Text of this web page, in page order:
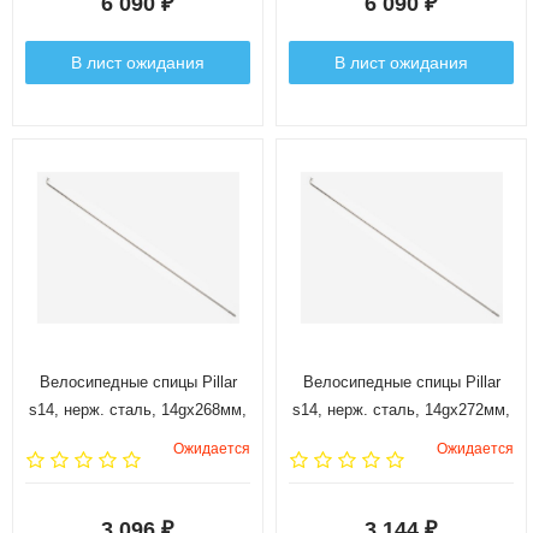
В лист ожидания В лист ожидания
Велосипедные спицы Pillar
s14, нерж. сталь, 14gx268мм,
Ожидается
₽
Велосипедные спицы Pillar
s14, нерж. сталь, 14gx272мм,
Ожидается
₽